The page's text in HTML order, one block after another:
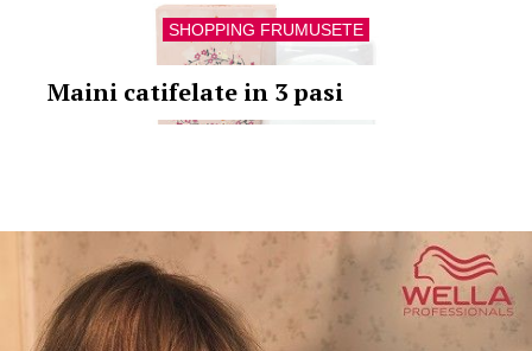
SHOPPING FRUMUSETE
Maini catifelate in 3 pasi